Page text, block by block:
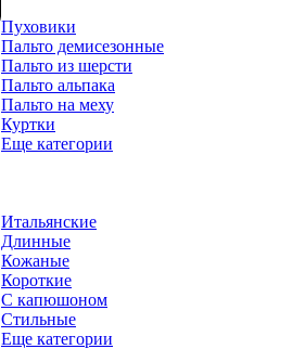
Пуховики
Пальто демисезонные
Пальто из шерсти
Пальто альпака
Пальто на меху
Куртки
Еще категории
Итальянские
Длинные
Кожаные
Короткие
С капюшоном
Стильные
Еще категории